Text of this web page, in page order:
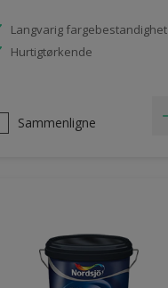
Langvarig fargebestandighet
Hurtigtørkende
Sammenligne